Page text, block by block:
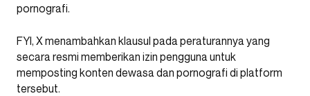
pornografi.
FYI, X menambahkan klausul pada peraturannya yang
secara resmi memberikan izin pengguna untuk
memposting konten dewasa dan pornografi di platform
tersebut.